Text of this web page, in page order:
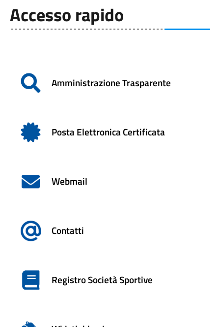
Accesso rapido
Amministrazione Trasparente
Posta Elettronica Certificata
Webmail
Contatti
Registro Società Sportive